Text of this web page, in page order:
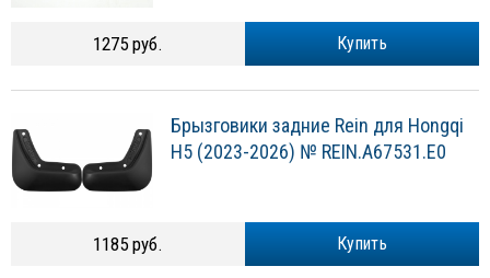
Купить
1275 руб.
Брызговики задние Rein для Hongqi
H5 (2023-2026) № REIN.A67531.E0
Купить
1185 руб.